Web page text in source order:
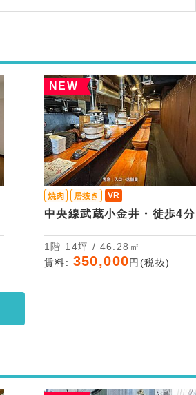
NEW
焼肉 居抜き VR
中央線武蔵小金井・徒歩4分
1階 14坪 / 46.28㎡
賃料: 350,000円(税抜)